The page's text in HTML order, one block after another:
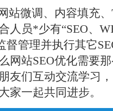
微调、内容填充、
人员*少有“SEO、
督管理并执行其它
站SEO优化需要那
友们互动交流学习
家一起共同进步。